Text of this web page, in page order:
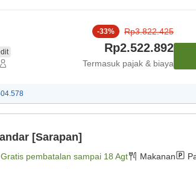
-33% Rp3.822.425
Rp2.522.892
Termasuk pajak & biaya
[Sarapan]
Gratis pembatalan sampai 18 Agt Makanan